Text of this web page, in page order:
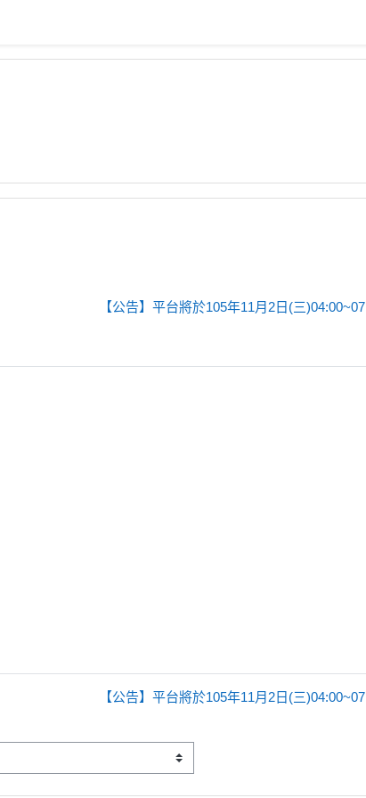
【公告】平台將於105年11月2日(三
【公告】平台將於105年11月2日(三